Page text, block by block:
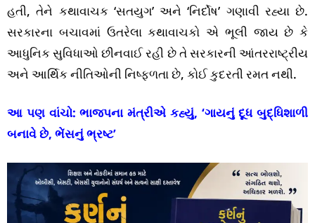
હતી, તેને કથાવાચક ‘સતયુગ’ અને ‘નિર્દોષ’ ગણાવી રહ્યા છે.
સરકારના બચાવમાં ઉતરેલા કથાવાચકો એ ભૂલી જાય છે કે
આધુનિક સુવિધાઓ છીનવાઈ રહી છે તે સરકારની આંતરરાષ્ટ્રીય
અને આર્થિક નીતિઓની નિષ્ફળતા છે, કોઈ કુદરતી રમત નથી.
આ પણ વાંચો:ભાજપના મંત્રીએ કહ્યું, ‘ગાયનું દૂધ બુદ્ધિશાળી
બનાવે છે, ભેંસનું ભ્રષ્ટ’